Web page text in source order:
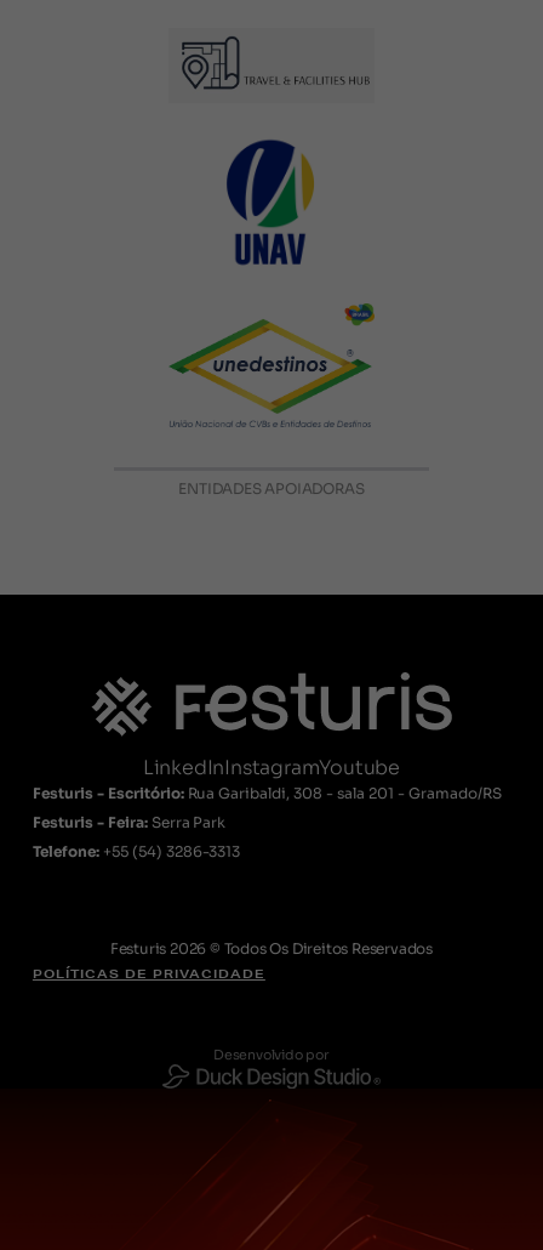
ENTIDADES APOIADORAS
LinkedInInstagramYoutube
Festuris - Escritório: Rua Garibaldi, 308 - sala 201 - Gramado/RS
Festuris - Feira: Serra Park
Telefone: +55 (54) 3286-3313
Festuris 2026 © Todos Os Direitos Reservados
POLÍTICAS DE PRIVACIDADE
Desenvolvido por